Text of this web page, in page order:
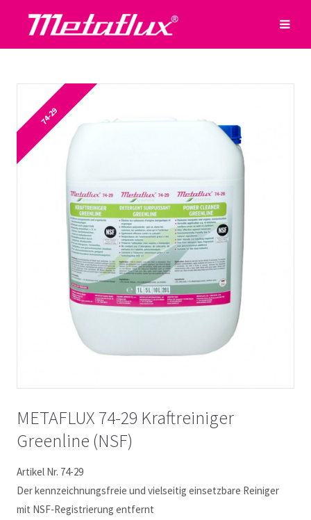
74-29
METAFLUX 74-29 Kraftreiniger
Greenline (NSF)
Artikel Nr. 74-29
Der kennzeichnungsfreie und vielseitig einsetzbare Reiniger
mit NSF-Registrierung entfernt